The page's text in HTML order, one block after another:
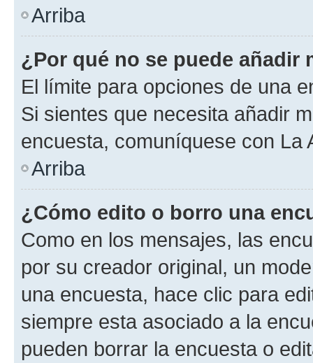
Arriba
¿Por qué no se puede añadir
El límite para opciones de una
Si sientes que necesita añadir
encuesta, comuníquese con La
Arriba
¿Cómo edito o borro una
Como en los mensajes, las
por su creador original, un
una encuesta, hace clic para
siempre esta asociado a la
pueden borrar la encuesta o